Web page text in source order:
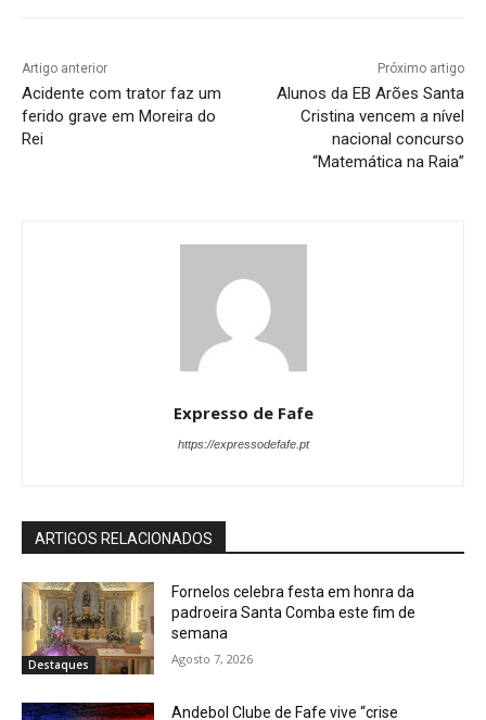
Artigo anterior
Acidente com trator faz um
ferido grave em Moreira do
Rei
Próximo artigo
Alunos da EB Arões Santa
Cristina vencem a nível
nacional concurso
“Matemática na Raia”
Expresso de Fafe
https://expressodefafe.pt
ARTIGOS RELACIONADOS
Destaques
Fornelos celebra festa em honra da
padroeira Santa Comba este fim de
semana
Agosto 7, 2026
Andebol Clube de Fafe vive “crise